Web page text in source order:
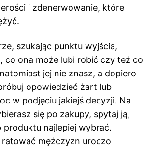
i zdenerwowanie, które
szukając punktu wyjścia,
co ona może lubi robić czy też co
jej nie znasz, a dopiero
opowiedzieć żart lub
w podjęciu jakiejś decyzji. Na
się po zakupy, spytaj ją,
produktu najlepiej wybrać.
ratować mężczyzn uroczo